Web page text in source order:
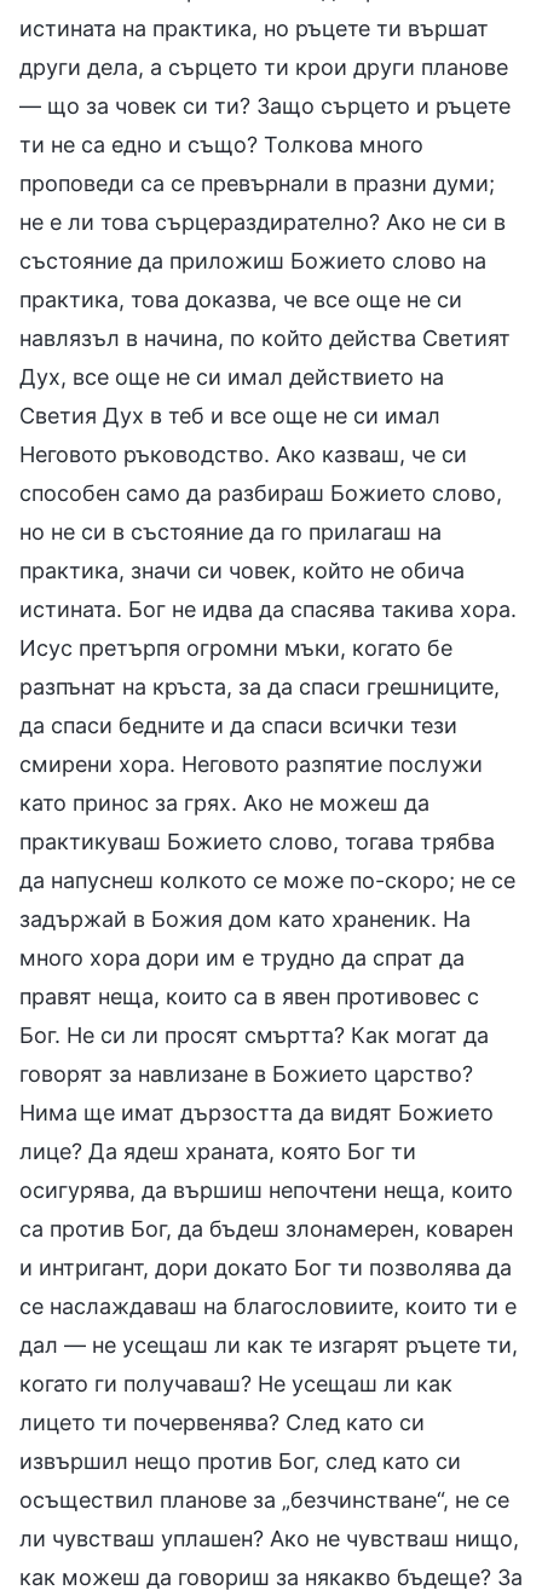
истината на практика, но ръцете ти вършат
други дела, а сърцето ти крои други планове
— що за човек си ти? Защо сърцето и ръцете
ти не са едно и също? Толкова много
проповеди са се превърнали в празни думи;
не е ли това сърцераздирателно? Ако не си в
състояние да приложиш Божието слово на
практика, това доказва, че все още не си
навлязъл в начина, по който действа Светият
Дух, все още не си имал действието на
Светия Дух в теб и все още не си имал
Неговото ръководство. Ако казваш, че си
способен само да разбираш Божието слово,
но не си в състояние да го прилагаш на
практика, значи си човек, който не обича
истината. Бог не идва да спасява такива хора.
Исус претърпя огромни мъки, когато бе
разпънат на кръста, за да спаси грешниците,
да спаси бедните и да спаси всички тези
смирени хора. Неговото разпятие послужи
като принос за грях. Ако не можеш да
практикуваш Божието слово, тогава трябва
да напуснеш колкото се може по-скоро; не се
задържай в Божия дом като храненик. На
много хора дори им е трудно да спрат да
правят неща, които са в явен противовес с
Бог. Не си ли просят смъртта? Как могат да
говорят за навлизане в Божието царство?
Нима ще имат дързостта да видят Божието
лице? Да ядеш храната, която Бог ти
осигурява, да вършиш непочтени неща, които
са против Бог, да бъдеш злонамерен, коварен
и интригант, дори докато Бог ти позволява да
се наслаждаваш на благословиите, които ти е
дал — не усещаш ли как те изгарят ръцете ти,
когато ги получаваш? Не усещаш ли как
лицето ти почервенява? След като си
извършил нещо против Бог, след като си
осъществил планове за „безчинстване“, не се
ли чувстваш уплашен? Ако не чувстваш нищо,
как можеш да говориш за някакво бъдеще? За